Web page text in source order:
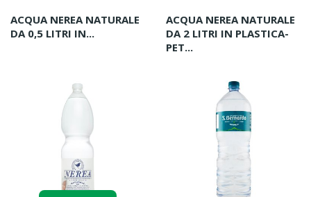
ACQUA NEREA NATURALE
DA 0,5 LITRI IN...
ACQUA NEREA NATURALE
DA 2 LITRI IN PLASTICA-
PET...